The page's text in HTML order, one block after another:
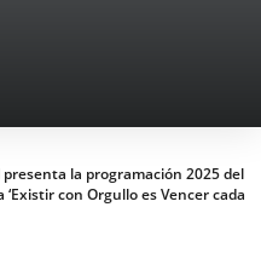
presenta la programación 2025 del
con Orgullo es Vencer cada